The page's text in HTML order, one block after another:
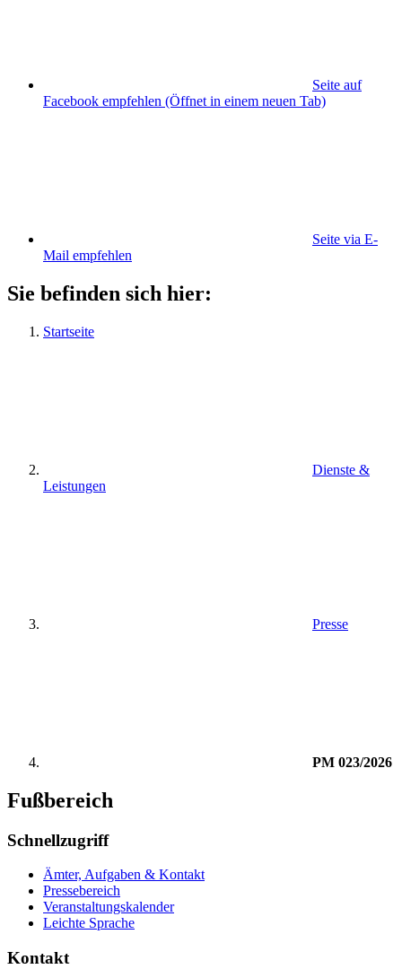
Seite auf
Facebook empfehlen (Öffnet in einem neuen Tab)
Seite via E-
Mail empfehlen
Sie befinden sich hier:
Startseite
Dienste &
Leistungen
Presse
PM 023/2026
Fußbereich
Schnellzugriff
Ämter, Aufgaben & Kontakt
Pressebereich
Veranstaltungskalender
Leichte Sprache
Kontakt